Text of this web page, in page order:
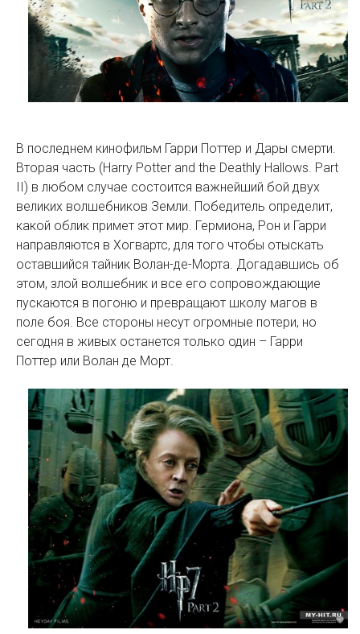
В последнем кинофильм Гарри Поттер и Дары смерти.
Вторая часть (Harry Potter and the Deathly Hallows. Part
II) в любом случае состоится важнейший бой двух
великих волшебников Земли. Победитель определит,
какой облик примет этот мир. Гермиона, Рон и Гарри
направляются в Хогвартс, для того чтобы отыскать
оставшийся тайник Волан-де-Морта. Догадавшись об
этом, злой волшебник и все его сопровождающие
пускаются в погоню и превращают школу магов в
поле боя. Все стороны несут огромные потери, но
сегодня в живых останется только один – Гарри
Поттер или Волан де Морт.